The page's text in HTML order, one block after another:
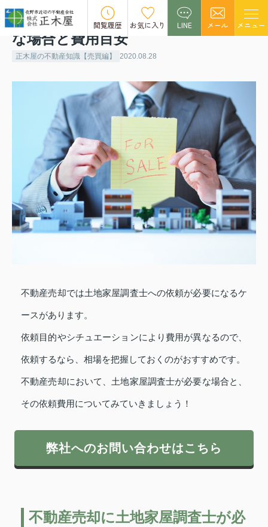
閲覧履歴 お気に入り LINE メール メニュー
不動産売却で土地家屋調査士が必要
な場合と費用目安
正木屋の不動産知識【売買編】 2020.08.28
不動産売却では土地家屋調査士への依頼が必要になるケ
ースがあります。
依頼目的やシチュエーションにより費用が異なるので、
依頼するなら、相場を把握しておくのがおすすめです。
不動産売却において、土地家屋調査士が必要な場合と、
その依頼費用についてみていきましょう！
弊社へのお問い合わせはこちら
不動産売却に土地家屋調査士が必